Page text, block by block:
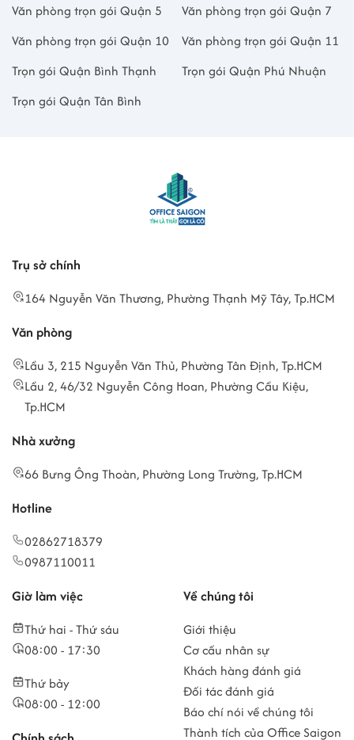
Văn phòng trọn gói Quận 5
Văn phòng trọn gói Quận 7
Văn phòng trọn gói Quận 10
Văn phòng trọn gói Quận 11
Trọn gói Quận Bình Thạnh
Trọn gói Quận Phú Nhuận
Trọn gói Quận Tân Bình
Trụ sở chính
164 Nguyễn Văn Thương, Phường Thạnh Mỹ Tây, Tp.HCM
Văn phòng
Lầu 3, 215 Nguyễn Văn Thủ, Phường Tân Định, Tp.HCM
Lầu 2, 46/32 Nguyễn Công Hoan, Phường Cầu Kiệu,
Tp.HCM
Nhà xưởng
66 Bưng Ông Thoàn, Phường Long Trường, Tp.HCM
Hotline
02862718379
0987110011
Giờ làm việc
Thứ hai - Thứ sáu
08:00 - 17:30
Thứ bảy
08:00 - 12:00
Về chúng tôi
Giới thiệu
Cơ cấu nhân sự
Khách hàng đánh giá
Đối tác đánh giá
Báo chí nói về chúng tôi
Thành tích của Office Saigon